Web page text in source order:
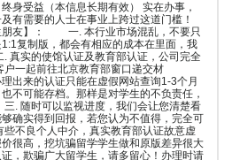
身受益（本信息长期有效） 实在办事，
有需要的人士在事业上跨过这道门槛！
朋友】： 一. 本行业市场混乱，不要只
复制版，都会有相应的成本在里面，我
实的使馆认证及教育部认证，公司完全
一起前往北京教育部窗口递交材
出来的认证只能在虚假网站查询1-3个月
不可能存档。那样是对学生的不负责任，
. 随时可以监视进度，我们会让您清楚看
确实得到回报，若您认为不值得，完全可
些不良个人中介，真实教育部认证故意虚
很高，挖坑骗留学学生做和原版差异很大
，欺骗广大留学生，请多留心！办理时请